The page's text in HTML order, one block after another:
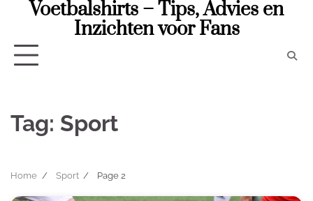
Voetbalshirts – Tips, Advies en
Inzichten voor Fans
Tag: Sport
Home Sport Page 2